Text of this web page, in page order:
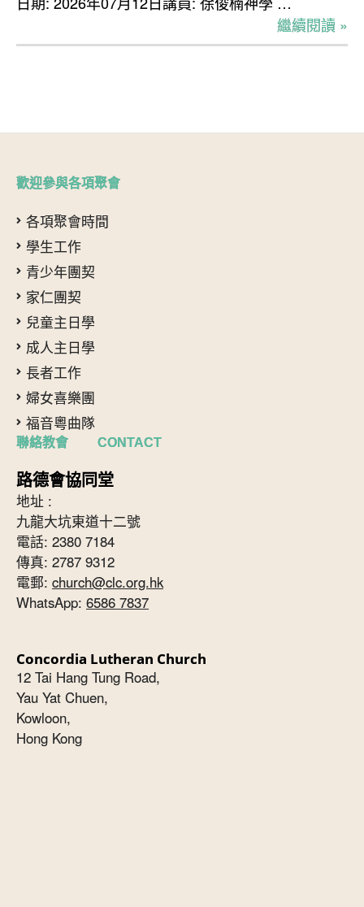
繼續閱讀 »
歡迎參與各項聚會
各項聚會時間
學生工作
青少年團契
家仁團契
兒童主日學
成人主日學
長者工作
婦女喜樂團
福音粵曲隊
聯絡教會 CONTACT
路德會協同堂
地址 :
九龍大坑東道十二號
電話: 2380 7184
傳真: 2787 9312
電郵: church@clc.org.hk
WhatsApp: 6586 7837
Concordia Lutheran Church
12 Tai Hang Tung Road,
Yau Yat Chuen,
Kowloon,
Hong Kong